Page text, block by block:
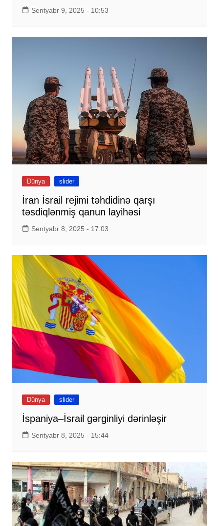
Sentyabr 9, 2025 - 10:53
Dünya slider
İran İsrail rejimi təhdidinə qarşı
təsdiqlənmiş qanun layihəsi
Sentyabr 8, 2025 - 17:03
Dünya slider
İspaniya–İsrail gərginliyi dərinləşir
Sentyabr 8, 2025 - 15:44